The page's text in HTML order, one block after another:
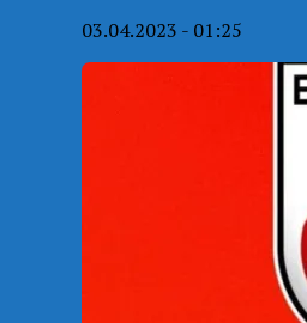
03.04.2023 - 01:25